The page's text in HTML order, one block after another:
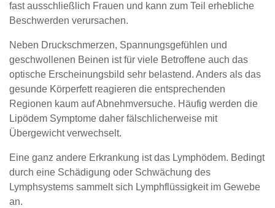
fast ausschließlich Frauen und kann zum Teil erhebliche
Beschwerden verursachen.
Neben Druckschmerzen, Spannungsgefühlen und
geschwollenen Beinen ist für viele Betroffene auch das
optische Erscheinungsbild sehr belastend. Anders als das
gesunde Körperfett reagieren die entsprechenden
Regionen kaum auf Abnehmversuche. Häufig werden die
Lipödem Symptome daher fälschlicherweise mit
Übergewicht verwechselt.
Eine ganz andere Erkrankung ist das Lymphödem. Bedingt
durch eine Schädigung oder Schwächung des
Lymphsystems sammelt sich Lymphflüssigkeit im Gewebe
an.